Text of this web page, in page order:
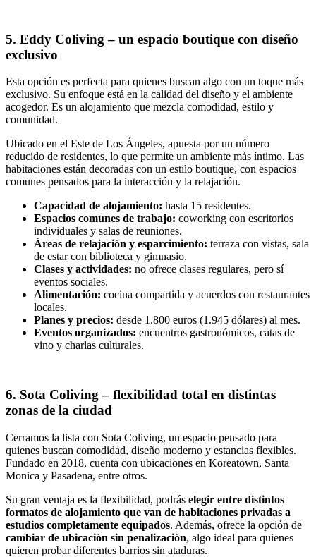
5. Eddy Coliving – un espacio boutique con diseño
exclusivo
Esta opción es perfecta para quienes buscan algo con un toque más
exclusivo. Su enfoque está en la calidad del diseño y el ambiente
acogedor. Es un alojamiento que mezcla comodidad, estilo y
comunidad.
Ubicado en el Este de Los Ángeles, apuesta por un número
reducido de residentes, lo que permite un ambiente más íntimo. Las
habitaciones están decoradas con un estilo boutique, con espacios
comunes pensados para la interacción y la relajación.
Capacidad de alojamiento: hasta 15 residentes.
Espacios comunes de trabajo: coworking con escritorios
individuales y salas de reuniones.
Áreas de relajación y esparcimiento: terraza con vistas, sala
de estar con biblioteca y gimnasio.
Clases y actividades: no ofrece clases regulares, pero sí
eventos sociales.
Alimentación: cocina compartida y acuerdos con restaurantes
locales.
Planes y precios: desde 1.800 euros (1.945 dólares) al mes.
Eventos organizados: encuentros gastronómicos, catas de
vino y charlas culturales.
6. Sota Coliving – flexibilidad total en distintas
zonas de la ciudad
Cerramos la lista con Sota Coliving, un espacio pensado para
quienes buscan comodidad, diseño moderno y estancias flexibles.
Fundado en 2018, cuenta con ubicaciones en Koreatown, Santa
Monica y Pasadena, entre otros.
Su gran ventaja es la flexibilidad, podrás elegir entre distintos
formatos de alojamiento que van de habitaciones privadas a
estudios completamente equipados. Además, ofrece la opción de
cambiar de ubicación sin penalización, algo ideal para quienes
quieren probar diferentes barrios sin ataduras.